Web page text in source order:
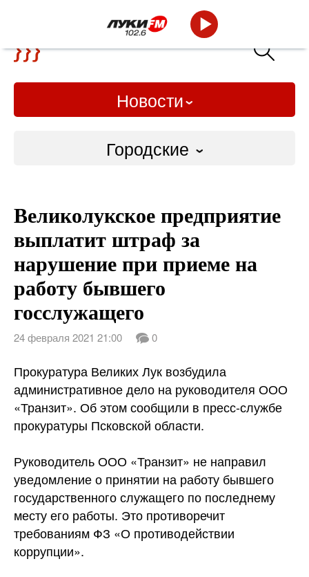
Новости
Городские
Слово Дело
Народные
ВТРК
Великолукское предприятие
выплатит штраф за
нарушение при приеме на
работу бывшего
госслужащего
24 февраля 2021 21:00 0
Прокуратура Великих Лук возбудила
административное дело на руководителя ООО
«Транзит». Об этом сообщили в пресс-службе
прокуратуры Псковской области.
Руководитель ООО «Транзит» не направил
уведомление о принятии на работу бывшего
государственного служащего по последнему
месту его работы. Это противоречит
требованиям ФЗ «О противодействии
коррупции».